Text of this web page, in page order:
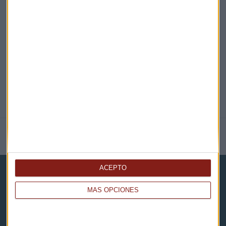
MÁS OPCIONES
ACEPTO
NOTICIAS RELACIONADAS